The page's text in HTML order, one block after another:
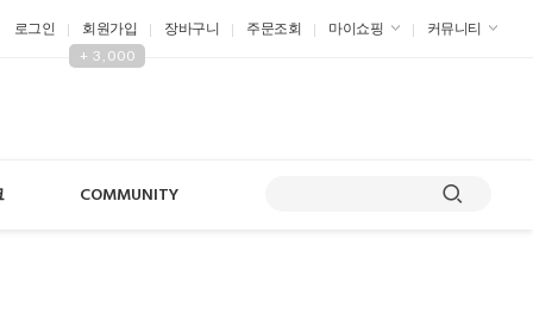
로그인 회원가입
+ 3,000
장바구니 주문조회 마이쇼핑 커뮤니티
COMMUNITY